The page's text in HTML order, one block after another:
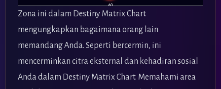
Zona ini dalam Destiny Matrix Chart
mengungkapkan bagaimana orang lain
memandang Anda. Seperti bercermin, ini
mencerminkan citra eksternal dan kehadiran sosial
Anda dalam Destiny Matrix Chart. Memahami area